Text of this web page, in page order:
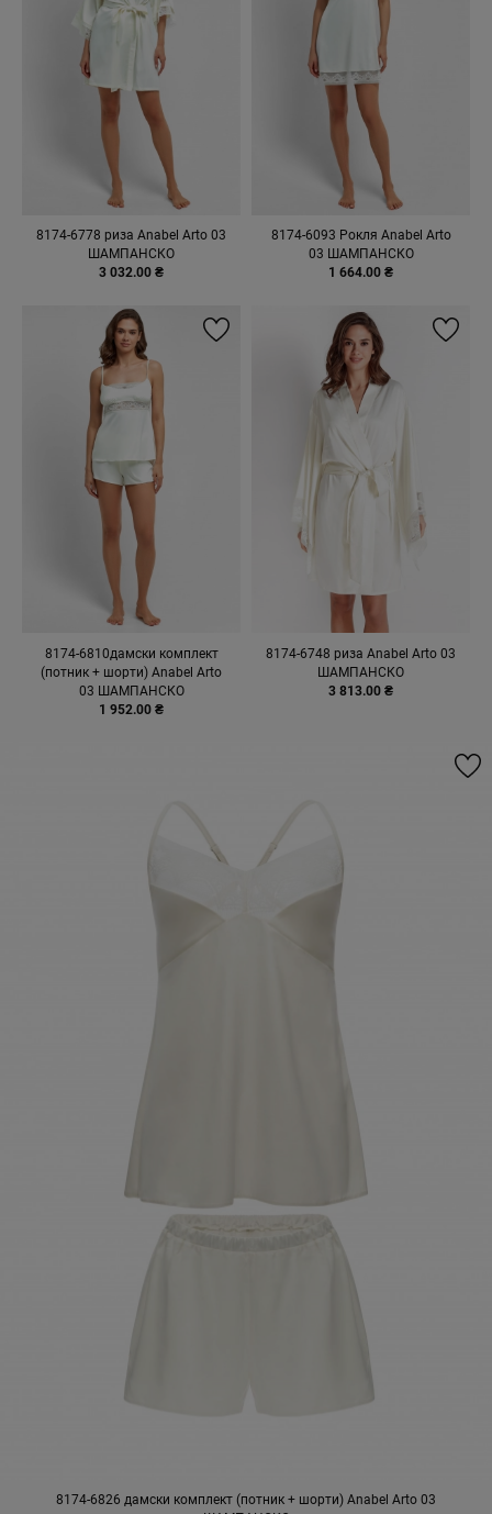
8174-6778 риза Anabel Arto 03
ШАМПАНСКО
3 032.00 ₴
8174-6093 Рокля Anabel Arto
03 ШАМПАНСКО
1 664.00 ₴
8174-6810дамски комплект
(потник + шорти) Anabel Arto
03 ШАМПАНСКО
1 952.00 ₴
8174-6748 риза Anabel Arto 03
ШАМПАНСКО
3 813.00 ₴
8174-6826 дамски комплект (потник + шорти) Anabel Arto 03